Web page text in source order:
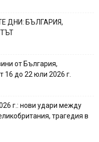
ДНИ: БЪЛГАРИЯ,
от България,
16 до 22 юли 2026 г.
г.: нови удари между
трагедия в